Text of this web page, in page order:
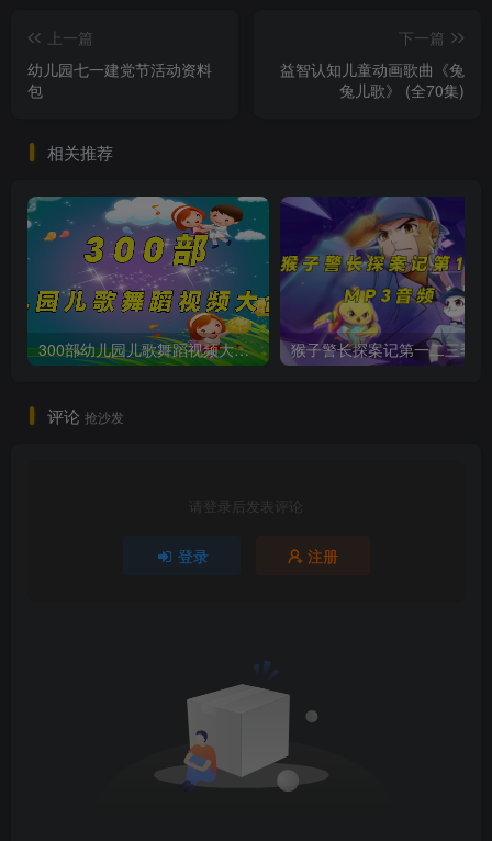
上一篇
幼儿园七一建党节活动资料
包
下一篇
益智认知儿童动画歌曲《兔
兔儿歌》 (全70集)
相关推荐
300部幼儿园儿歌舞蹈视频大合集
评论 抢沙发
请登录后发表评论
登录 注册